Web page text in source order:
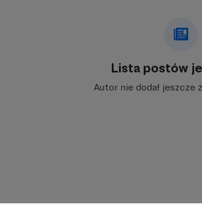
Lista postów
Autor nie dodał jeszcze